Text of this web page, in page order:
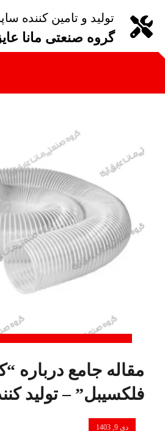
تولید و تامین کننده
گروه صنعتی مانا
مقاله جامع درباره
فلکسیبل” – تولید
دی 9, 1403